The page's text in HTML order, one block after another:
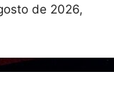
de 2026,